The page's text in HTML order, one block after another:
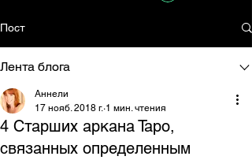
Пост
Лента блога
4 Старших аркана Таро,
связанных определенным
Аннели
17 нояб. 2018 г. 1 мин. чтения